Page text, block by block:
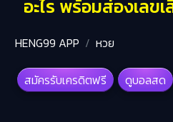
อะไร พร้อมส่องเลข
HENG99 APP หวย
สมัครรับเครดิตฟรี ดูบอลสด